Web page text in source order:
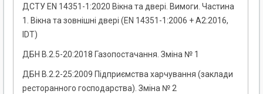
ДСТУ EN 14351-1:2020 Вікна та двері. Вимоги. Частина
1. Вікна та зовнішні двері (EN 14351-1:2006 + A2:2016,
IDT)
ДБН В.2.5-20:2018 Газопостачання. Зміна № 1
ДБН В.2.2-25:2009 Підприємства харчування (заклади
ресторанного господарства). Зміна № 2